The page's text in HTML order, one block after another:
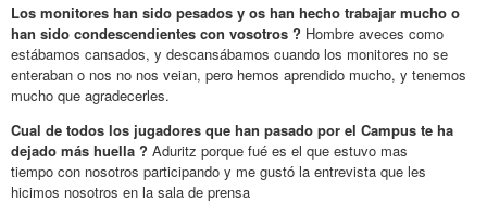
Los monitores han sido pesados y os han hecho trabajar mucho o
han sido condescendientes con vosotros ? Hombre aveces como
estábamos cansados, y descansábamos cuando los monitores no se
enteraban o nos no nos veian, pero hemos aprendido mucho, y tenemos
mucho que agradecerles.
Cual de todos los jugadores que han pasado por el Campus te ha
dejado más huella ? Aduritz porque fué es el que estuvo mas
tiempo con nosotros participando y me gustó la entrevista que les
hicimos nosotros en la sala de prensa